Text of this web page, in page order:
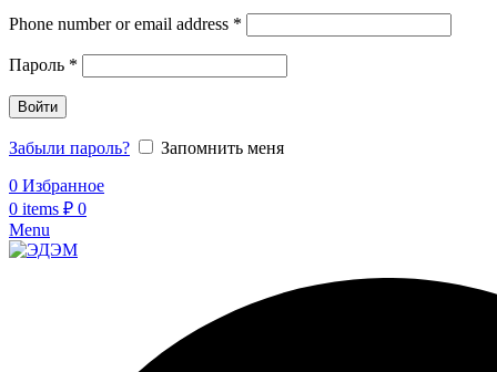
Phone number or email address *
Пароль *
Войти
Забыли пароль?
Запомнить меня
0 Избранное
0 items ₽ 0
Menu